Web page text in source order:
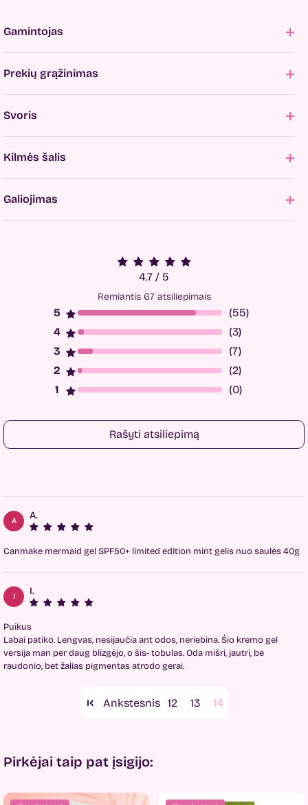
Gamintojas
Prekių grąžinimas
Svoris
Kilmės šalis
Galiojimas
4.7 / 5
Remiantis 67 atsiliepimais
(55)
(3)
(7)
(2)
(0)
Rašyti atsiliepimą
A A.
Canmake mermaid gel SPF50+ limited edition mint gelis nuo saulės 40g
I I.
Puikus
Labai patiko. Lengvas, nesijaučia ant odos, neriebina. Śio kremo gel
versija man per daug blizgèjo, o šis- tobulas. Oda mišri, jautri, be
raudonio, bet žalias pigmentas atrodo gerai.
12 13 14
Pirkėjai taip pat įsigijo: